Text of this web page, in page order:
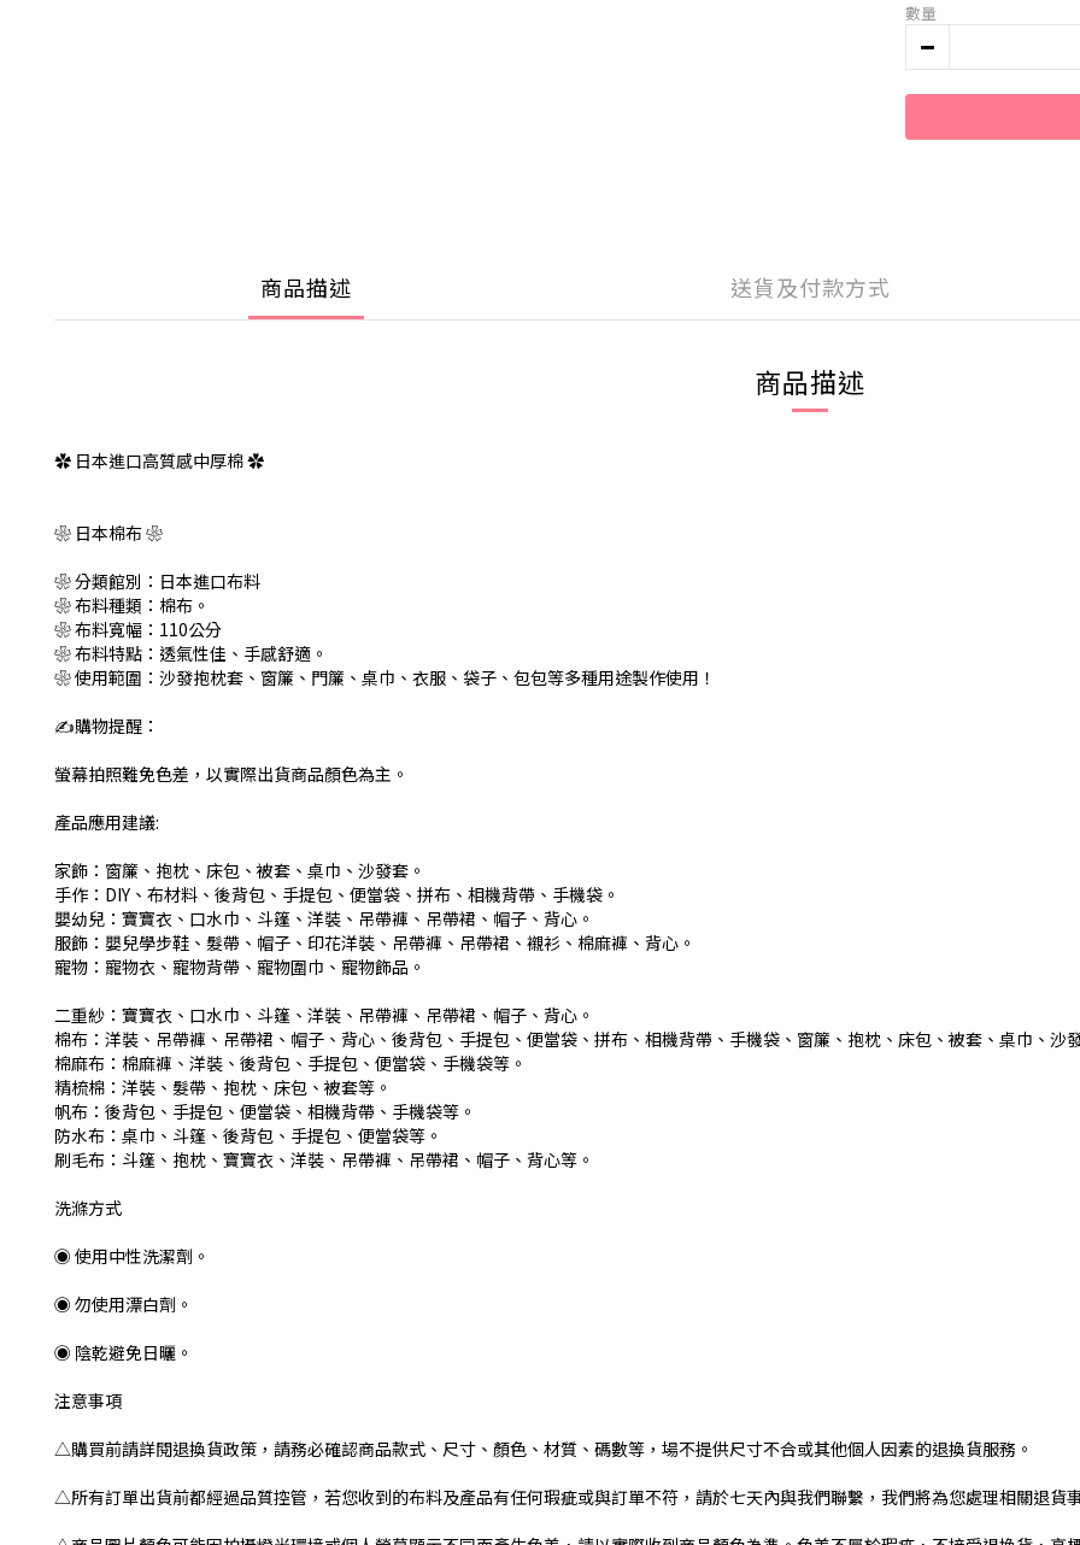
數量
商品描述 送貨及付款方式
商品描述
✿ 日本進口高質感中厚棉 ✿
❀ 日本棉布 ❀
❀ 分類館別：日本進口布料
❀ 布料種類：棉布。
❀ 布料寬幅：110公分
❀ 布料特點：透氣性佳、手感舒適。
❀ 使用範圍：沙發抱枕套、窗簾、門簾、桌巾、衣服、袋子、包包等多種用途製作使用！
✍️購物提醒：
螢幕拍照難免色差，以實際出貨商品顏色為主。
產品應用建議:
家飾：窗簾、抱枕、床包、被套、桌巾、沙發套。
手作：DIY、布材料、後背包、手提包、便當袋、拼布、相機背帶、手機袋。
嬰幼兒：寶寶衣、口水巾、斗篷、洋裝、吊帶褲、吊帶裙、帽子、背心。
服飾：嬰兒學步鞋、髮帶、帽子、印花洋裝、吊帶褲、吊帶裙、襯衫、棉麻褲、背心。
寵物：寵物衣、寵物背帶、寵物圍巾、寵物飾品。
二重紗：寶寶衣、口水巾、斗篷、洋裝、吊帶褲、吊帶裙、帽子、背心。
棉布：洋裝、吊帶褲、吊帶裙、帽子、背心、後背包、手提包、便當袋、拼布、相機背帶、手機袋、窗簾、抱枕、床包、被套、桌巾、沙
棉麻布：棉麻褲、洋裝、後背包、手提包、便當袋、手機袋等。
精梳棉：洋裝、髮帶、抱枕、床包、被套等。
帆布：後背包、手提包、便當袋、相機背帶、手機袋等。
防水布：桌巾、斗篷、後背包、手提包、便當袋等。
刷毛布：斗篷、抱枕、寶寶衣、洋裝、吊帶褲、吊帶裙、帽子、背心等。
洗滌方式
◉ 使用中性洗潔劑。
◉ 勿使用漂白劑。
◉ 陰乾避免日曬。
注意事項
△購買前請詳閱退換貨政策，請務必確認商品款式、尺寸、顏色、材質、碼數等，場不提供尺寸不合或其他個人因素的退換貨服務。
△所有訂單出貨前都經過品質控管，若您收到的布料及產品有任何瑕疵或與訂單不符，請於七天內與我們聯繫，我們將為您處理相關退貨